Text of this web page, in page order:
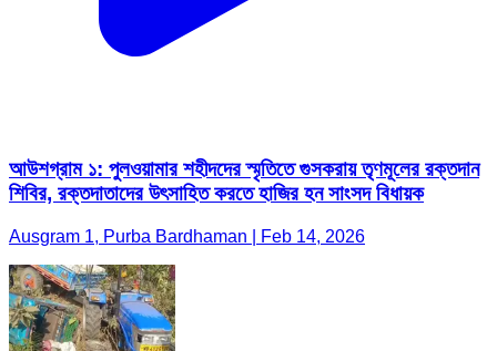
আউশগ্রাম ১: পুলওয়ামার শহীদদের স্মৃতিতে গুসকরায় তৃণমূলের রক্তদান
শিবির, রক্তদাতাদের উৎসাহিত করতে হাজির হন সাংসদ বিধায়ক
Ausgram 1, Purba Bardhaman | Feb 14, 2026